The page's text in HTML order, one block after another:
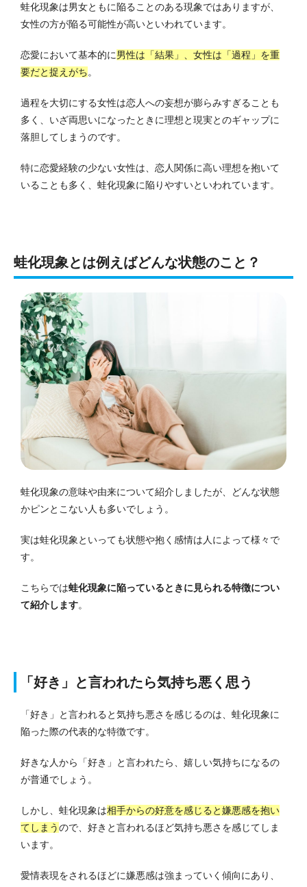
蛙化現象は男女ともに陥ることのある現象ではありますが、
女性の方が陥る可能性が高いといわれています。
恋愛において基本的に男性は「結果」、女性は「過程」を重
要だと捉えがち。
過程を大切にする女性は恋人への妄想が膨らみすぎることも
多く、いざ両思いになったときに理想と現実とのギャップに
落胆してしまうのです。
特に恋愛経験の少ない女性は、恋人関係に高い理想を抱いて
いることも多く、蛙化現象に陥りやすいといわれています。
蛙化現象とは例えばどんな状態のこと？
蛙化現象の意味や由来について紹介しましたが、どんな状態
かピンとこない人も多いでしょう。
実は蛙化現象といっても状態や抱く感情は人によって様々で
す。
こちらでは蛙化現象に陥っているときに見られる特徴につい
て紹介します。
「好き」と言われたら気持ち悪く思う
「好き」と言われると気持ち悪さを感じるのは、蛙化現象に
陥った際の代表的な特徴です。
好きな人から「好き」と言われたら、嬉しい気持ちになるの
が普通でしょう。
しかし、蛙化現象は相手からの好意を感じると嫌悪感を抱い
てしまうので、好きと言われるほど気持ち悪さを感じてしま
います。
愛情表現をされるほどに嫌悪感は強まっていく傾向にあり、